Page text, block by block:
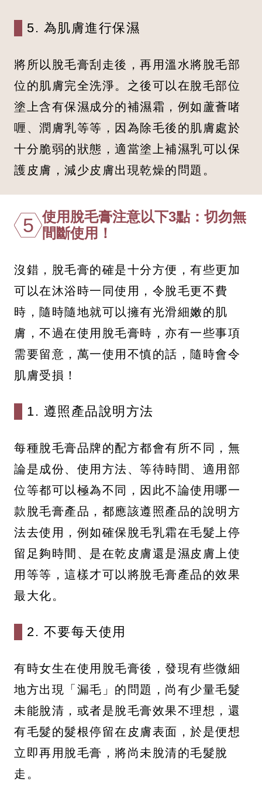
5. 為肌膚進行保濕
將所以脫毛膏刮走後，再用溫水將脫毛部
位的肌膚完全洗淨。之後可以在脫毛部位
塗上含有保濕成分的補濕霜，例如蘆薈啫
喱、潤膚乳等等，因為除毛後的肌膚處於
十分脆弱的狀態，適當塗上補濕乳可以保
護皮膚，減少皮膚出現乾燥的問題。
5 使用脫毛膏注意以下3點：切勿無
間斷使用！
沒錯，脫毛膏的確是十分方便，有些更加
可以在沐浴時一同使用，令脫毛更不費
時，隨時隨地就可以擁有光滑細嫩的肌
膚，不過在使用脫毛膏時，亦有一些事項
需要留意，萬一使用不慎的話，隨時會令
肌膚受損！
1. 遵照產品說明方法
每種脫毛膏品牌的配方都會有所不同，無
論是成份、使用方法、等待時間、適用部
位等都可以極為不同，因此不論使用哪一
款脫毛膏產品，都應該遵照產品的說明方
法去使用，例如確保脫毛乳霜在毛髮上停
留足夠時間、是在乾皮膚還是濕皮膚上使
用等等，這樣才可以將脫毛膏產品的效果
最大化。
2. 不要每天使用
有時女生在使用脫毛膏後，發現有些微細
地方出現「漏毛」的問題，尚有少量毛髮
未能脫清，或者是脫毛膏效果不理想，還
有毛髮的髮根停留在皮膚表面，於是便想
立即再用脫毛膏，將尚未脫清的毛髮脫
走。